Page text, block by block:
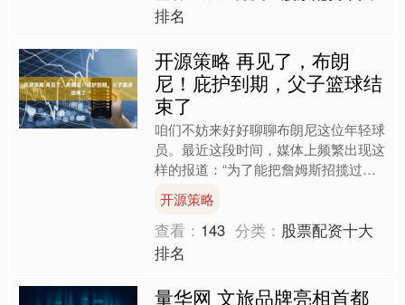
排名
开源策略 再见了，布朗
尼！庇护到期，父子篮球结
束了
咱们不妨来好好聊聊布朗尼这位年轻球
员。最近这段时间，媒体上频繁出现这
样的报道：“为了能把詹姆斯招揽过
来，某某球队明确表示愿意签下布朗
尼”；“好几支对詹姆斯有意向....
开源策略
查看： 143 分类： 股票配资十大
排名
量华网 文旅品牌亮相首都